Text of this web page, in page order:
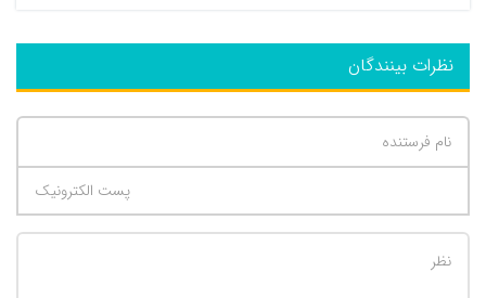
نظرات بینندگان